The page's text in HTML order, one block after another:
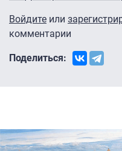
Войдите или
комментарии
Поделиться: